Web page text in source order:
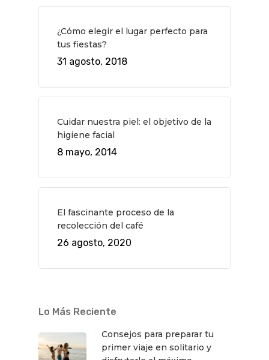
¿Cómo elegir el lugar perfecto para
tus fiestas?
31 agosto, 2018
Cuidar nuestra piel: el objetivo de la
higiene facial
8 mayo, 2014
El fascinante proceso de la
recolección del café
26 agosto, 2020
Lo Más Reciente
Consejos para preparar tu
primer viaje en solitario y